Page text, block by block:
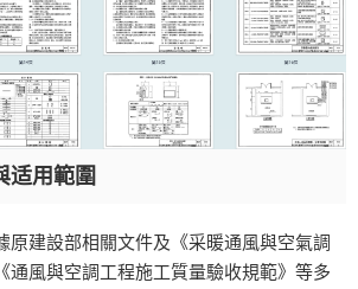
适用範圍
原建設部相關文件及《采暖通風與空氣調
通風與空調工程施工質量驗收規範》等多